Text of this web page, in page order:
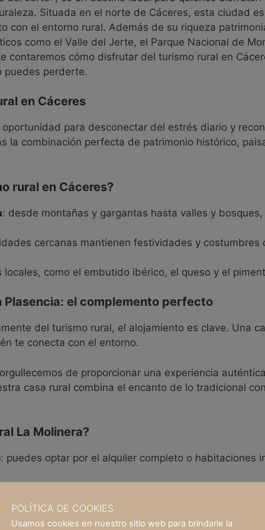
Situada en el norte de Cáceres, esta ciudad
con el entorno rural. Además de su riqueza
como el Valle del Jerte, el Parque Nacional de
contaremos cómo disfrutar del turismo rural en
puedes perderte.
en Cáceres
para desconectar del estrés diario y
la combinación perfecta de patrimonio histórico,
rural en Cáceres?
: desde montañas y gargantas hasta valles y
cercanas mantienen festividades y costumbres
locales, como el embutido ibérico, el queso y el
Plasencia: el complemento perfecto
del turismo rural, el alojamiento es clave. Una
te conecta con el entorno.
de proporcionar una experiencia
casa rural combina el encanto de lo tradicional
La Molinera?
: puedes optar por el alquiler completo o habitaciones
naturaleza, es ideal para desconectar del ruido
POLÍTICA DE COOKIES
Usamos cookies en nuestro sitio web para brindarle la